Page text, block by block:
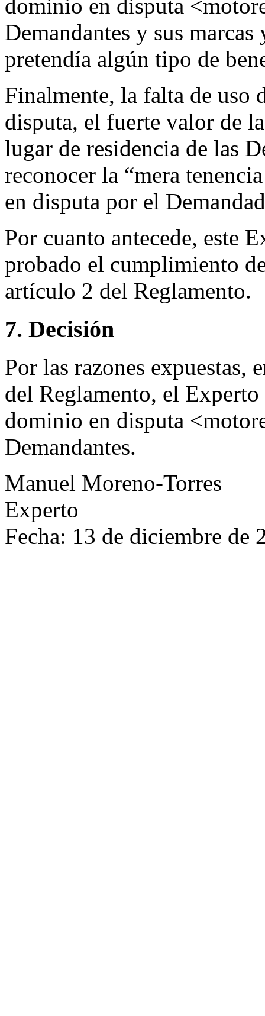
dominio en disputa
Demandantes y sus
pretendía algún tipo de
Finalmente, la falta de uso
disputa, el fuerte valor de
lugar de residencia de las
reconocer la “mera
en disputa por el
Por cuanto antecede, este
probado el cumplimiento
artículo 2 del Reglamento.
7. Decisión
Por las razones
del Reglamento, el
dominio en disputa
Demandantes.
Manuel Moreno-Torres
Experto
Fecha: 13 de diciembre de